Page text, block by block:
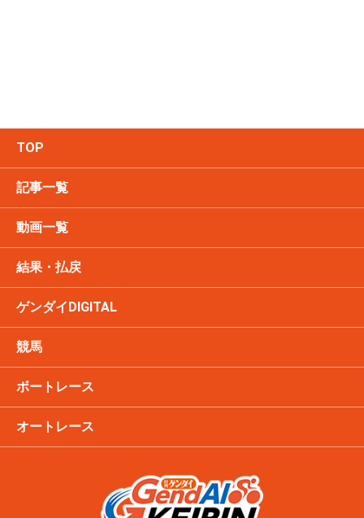
TOP
記事一覧
動画一覧
結果・払戻
ゲンダイDIGITAL
競馬
ボートレース
オートレース